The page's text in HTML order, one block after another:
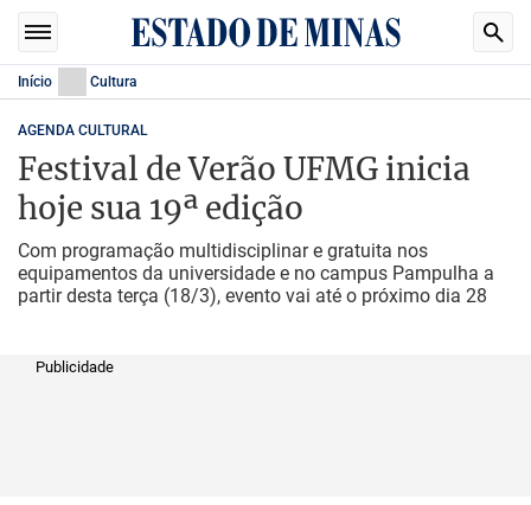
Início Cultura
AGENDA CULTURAL
Festival de Verão UFMG inicia
hoje sua 19ª edição
Com programação multidisciplinar e gratuita nos
equipamentos da universidade e no campus Pampulha a
partir desta terça (18/3), evento vai até o próximo dia 28
Publicidade